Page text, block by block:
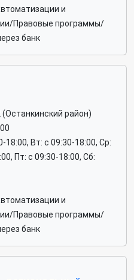
и
Правовые программы/
банк
(Останкинский район)
18:00, Вт: c 09:30-18:00, Ср:
Пт: c 09:30-18:00, Сб:
и
Правовые программы/
банк